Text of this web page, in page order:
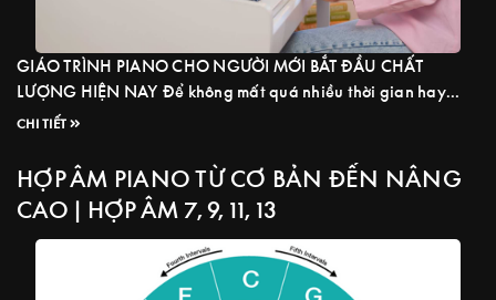
GIÁO TRÌNH PIANO CHO NGƯỜI MỚI BẮT ĐẦU CHẤT
LƯỢNG HIỆN NAY Để không mất quá nhiều thời gian hay
giúp bạn duy trì niềm đam mê với piano trong xuyên suốt quá
lựa chọn 1 giáo trình chất lượng và phù hợp ...Read more
CHI TIẾT
HỢP ÂM PIANO TỪ CƠ BẢN ĐẾN NÂNG
CAO | HỢP ÂM 7, 9, 11, 13